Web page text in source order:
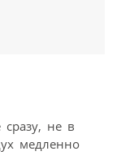
сразу, не в
медленно